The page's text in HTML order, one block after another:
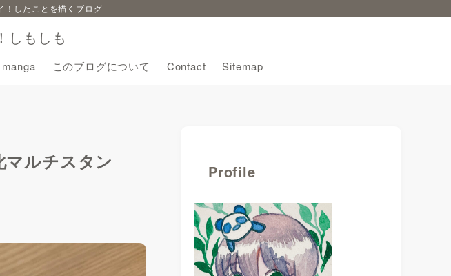
しもしも
！したことを描くブログ
このブログについて Contact Sitemap
ルチスタン
Profile